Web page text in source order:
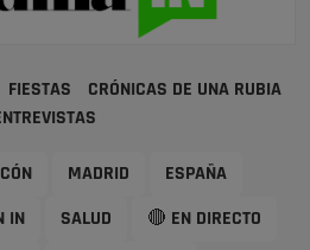
FIESTAS
CRÓNICAS DE UNA RUBIA
MADRID ESPAÑA
IN SALUD 🔴 EN DIRECTO